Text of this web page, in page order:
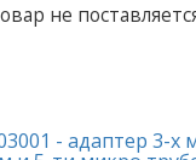
не
- адаптер 3-х